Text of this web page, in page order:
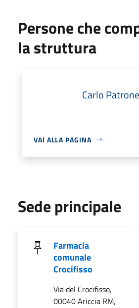
Persone che
la struttura
Carlo Patrone
VAI ALLA PAGINA
Sede principale
Farmacia
comunale
Crocifisso
Via del Crocifisso,
00040 Ariccia RM,